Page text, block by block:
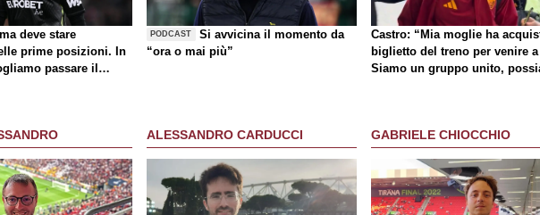
deve stare
prime posizioni. In
passare il
PODCAST
Si avvicina il momento da
“ora o mai più”
Castro: “Mia moglie ha
biglietto del treno per venire a
Siamo un gruppo unito,
ALESSANDRO CARDUCCI GABRIELE CHIOCCHIO